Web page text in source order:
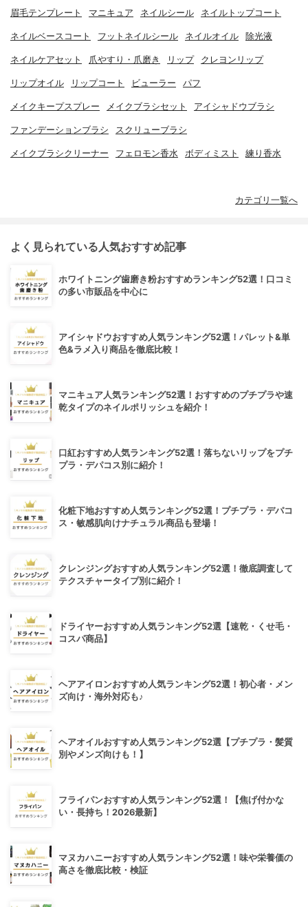
眉毛テンプレート マニキュア ネイルシール ネイルトップコート
ネイルベースコート フットネイルシール ネイルオイル 除光液
ネイルケアセット 爪やすり・爪磨き リップ クレヨンリップ
リップオイル リップコート ビューラー パフ
メイクキープスプレー メイクブラシセット アイシャドウブラシ
ファンデーションブラシ スクリューブラシ
メイクブラシクリーナー フェロモン香水 ボディミスト 練り香水
カテゴリ一覧へ
よく見られている人気おすすめ記事
ホワイトニング歯磨き粉おすすめランキング52選！口コミ
の多い市販品を中心に
アイシャドウおすすめ人気ランキング52選！パレット&単
色&ラメ入り商品を徹底比較！
マニキュア人気ランキング52選！おすすめのプチプラや速
乾タイプのネイルポリッシュを紹介！
口紅おすすめ人気ランキング52選！落ちないリップをプチ
プラ・デパコス別に紹介！
化粧下地おすすめ人気ランキング52選！プチプラ・デパコ
ス・敏感肌向けナチュラル商品も登場！
クレンジングおすすめ人気ランキング52選！徹底調査して
テクスチャータイプ別に紹介！
ドライヤーおすすめ人気ランキング52選【速乾・くせ毛・
コスパ商品】
ヘアアイロンおすすめ人気ランキング52選！初心者・メン
ズ向け・海外対応も♪
ヘアオイルおすすめ人気ランキング52選【プチプラ・髪質
別やメンズ向けも！】
フライパンおすすめ人気ランキング52選！【焦げ付かな
い・長持ち！2026最新】
マヌカハニーおすすめ人気ランキング52選！味や栄養価の
高さを徹底比較・検証